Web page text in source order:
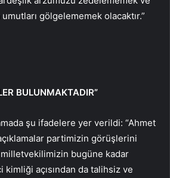
gölgelememek olacaktır.”
BULUNMAKTADIR”
şu ifadelere yer verildi: “Ahmet
açıklamalar partimizin görüşlerini
milletvekilimizin bugüne kadar
açısından da talihsiz ve